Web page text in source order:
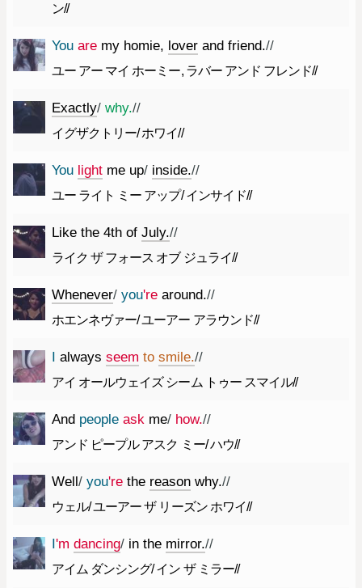
ン//
You are my homie, lover and friend.//
ユー アー マイ ホーミー, ラバー アンド フレンド//
Exactly/ why.//
イグザクトリー/ ホワイ//
You light me up/ inside.//
ユー ライト ミー アップ/ インサイド//
Like the 4th of July.//
ライク ザ フォース オブ ジュライ//
Whenever/ you're around.//
ホエンネヴァー/ ユーアー アラウンド//
I always seem to smile.//
アイ オールウェイズ シーム トゥー スマイル//
And people ask me/ how.//
アンド ピープル アスク ミー/ ハウ//
Well/ you're the reason why.//
ウェル/ ユーアー ザ リーズン ホワイ//
I'm dancing/ in the mirror.//
アイム ダンシング/ イン ザ ミラー//